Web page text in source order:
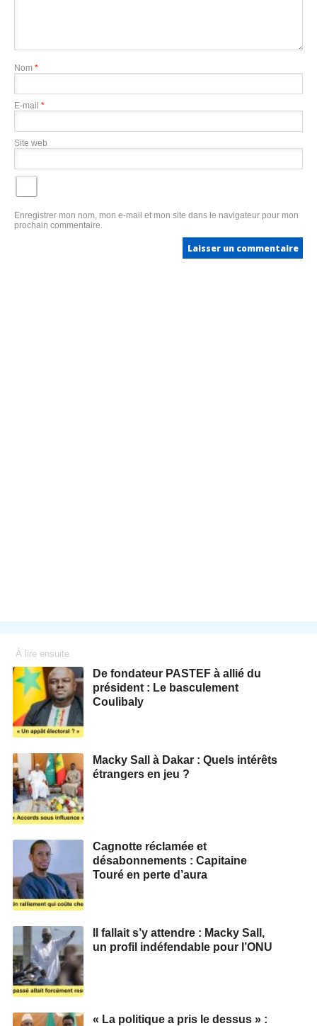
Nom *
E-mail *
Site web
Enregistrer mon nom, mon e-mail et mon site dans le navigateur pour mon
prochain commentaire.
À lire ensuite
De fondateur PASTEF à allié du
président : Le basculement
Coulibaly
Macky Sall à Dakar : Quels intérêts
étrangers en jeu ?
Cagnotte réclamée et
désabonnements : Capitaine
Touré en perte d’aura
Il fallait s’y attendre : Macky Sall,
un profil indéfendable pour l’ONU
« La politique a pris le dessus » :